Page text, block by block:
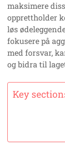
maksimere
opprettholder
løs
fokusere på
med forsvar,
og bidra til
Key